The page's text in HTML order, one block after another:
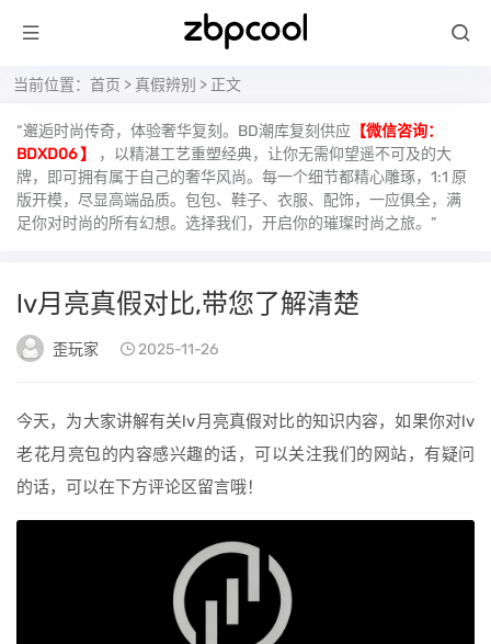
当前位置： 首页 > 真假辨别 > 正文
“邂逅时尚传奇，体验奢华复刻。BD潮库复刻供应 【微信咨询：
BDXD06 】
，以精湛工艺重塑经典，让你无需仰望遥不可及的大
牌，即可拥有属于自己的奢华风尚。每一个细节都精心雕琢，1:1 原
版开模，尽显高端品质。包包、鞋子、衣服、配饰，一应俱全，满
足你对时尚的所有幻想。选择我们，开启你的璀璨时尚之旅。”
lv月亮真假对比,带您了解清楚
歪玩家 2025-11-26
今天，为大家讲解有关lv月亮真假对比的知识内容，如果你对lv
老花月亮包的内容感兴趣的话，可以关注我们的网站，有疑问
的话，可以在下方评论区留言哦！